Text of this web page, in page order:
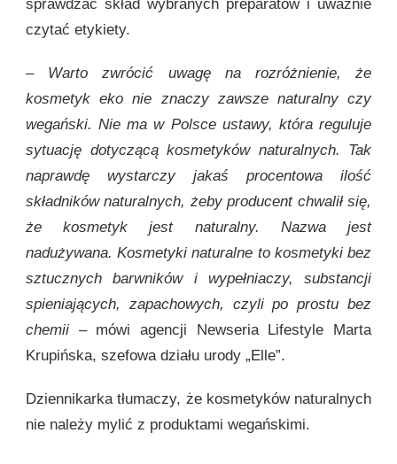
sprawdzać skład wybranych preparatów i uważnie
czytać etykiety.
– Warto zwrócić uwagę na rozróżnienie, że
kosmetyk eko nie znaczy zawsze naturalny czy
wegański. Nie ma w Polsce ustawy, która reguluje
sytuację dotyczącą kosmetyków naturalnych. Tak
naprawdę wystarczy jakaś procentowa ilość
składników naturalnych, żeby producent chwalił się,
że kosmetyk jest naturalny. Nazwa jest
nadużywana. Kosmetyki naturalne to kosmetyki bez
sztucznych barwników i wypełniaczy, substancji
spieniających, zapachowych, czyli po prostu bez
chemii –mówi agencji Newseria Lifestyle Marta
Krupińska, szefowa działu urody „Elle”.
Dziennikarka tłumaczy, że kosmetyków naturalnych
nie należy mylić z produktami wegańskimi.